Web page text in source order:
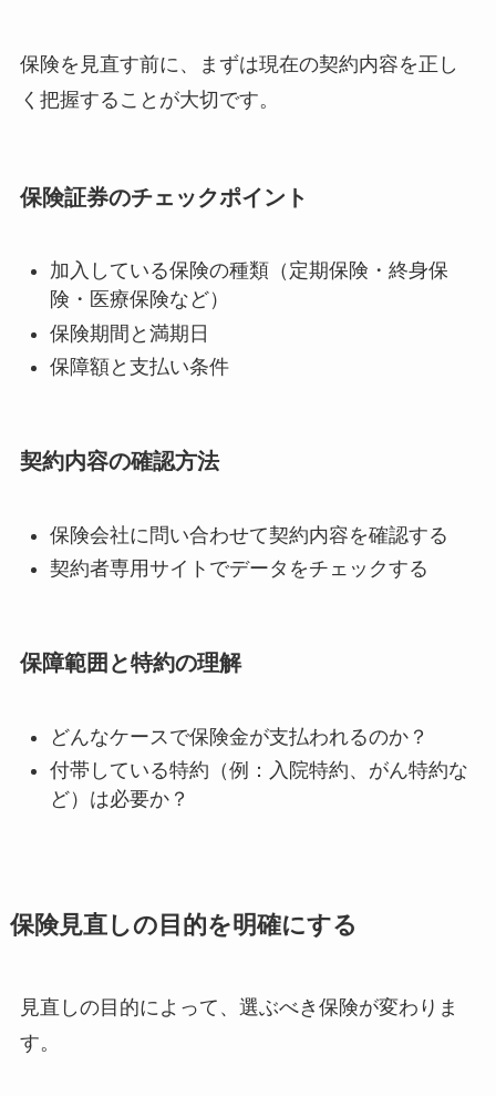
保険を見直す前に、まずは現在の契約内容を正し
く把握することが大切です。
保険証券のチェックポイント
加入している保険の種類（定期保険・終身保
険・医療保険など）
保険期間と満期日
保障額と支払い条件
契約内容の確認方法
保険会社に問い合わせて契約内容を確認する
契約者専用サイトでデータをチェックする
保障範囲と特約の理解
どんなケースで保険金が支払われるのか？
付帯している特約（例：入院特約、がん特約な
ど）は必要か？
保険見直しの目的を明確にする
見直しの目的によって、選ぶべき保険が変わりま
す。